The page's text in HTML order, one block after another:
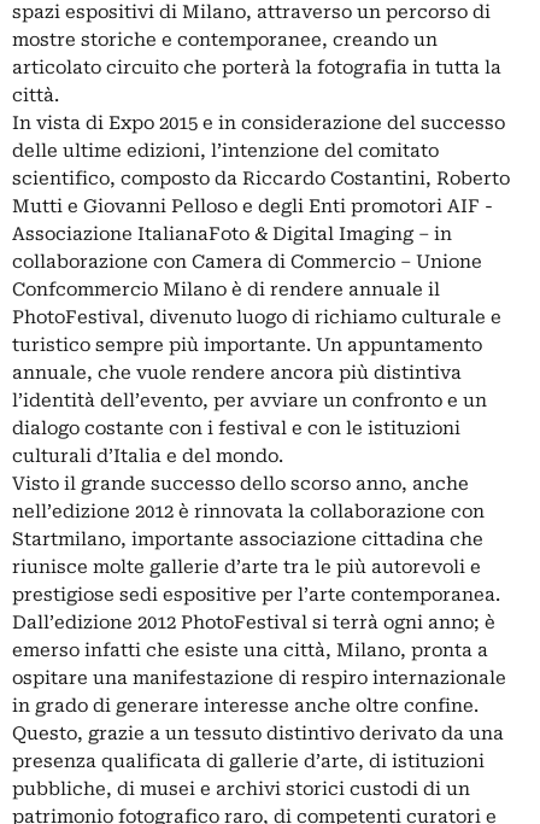
spazi espositivi di Milano, attraverso un percorso di
mostre storiche e contemporanee, creando un
articolato circuito che porterà la fotografia in tutta la
città.
In vista di Expo 2015 e in considerazione del successo
delle ultime edizioni, l’intenzione del comitato
scientifico, composto da Riccardo Costantini, Roberto
Mutti e Giovanni Pelloso e degli Enti promotori AIF -
Associazione ItalianaFoto & Digital Imaging – in
collaborazione con Camera di Commercio – Unione
Confcommercio Milano è di rendere annuale il
PhotoFestival, divenuto luogo di richiamo culturale e
turistico sempre più importante. Un appuntamento
annuale, che vuole rendere ancora più distintiva
l’identità dell’evento, per avviare un confronto e un
dialogo costante con i festival e con le istituzioni
culturali d’Italia e del mondo.
Visto il grande successo dello scorso anno, anche
nell’edizione 2012 è rinnovata la collaborazione con
Startmilano, importante associazione cittadina che
riunisce molte gallerie d’arte tra le più autorevoli e
prestigiose sedi espositive per l’arte contemporanea.
Dall’edizione 2012 PhotoFestival si terrà ogni anno; è
emerso infatti che esiste una città, Milano, pronta a
ospitare una manifestazione di respiro internazionale
in grado di generare interesse anche oltre confine.
Questo, grazie a un tessuto distintivo derivato da una
presenza qualificata di gallerie d’arte, di istituzioni
pubbliche, di musei e archivi storici custodi di un
patrimonio fotografico raro, di competenti curatori e